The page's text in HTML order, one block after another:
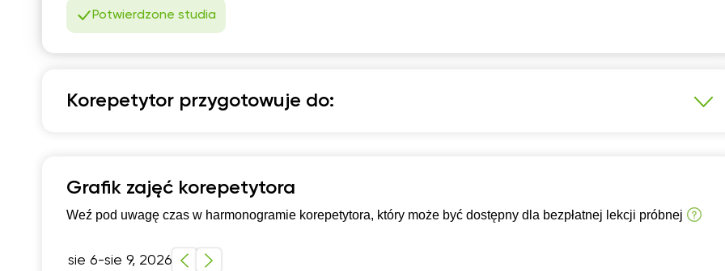
Potwierdzone studia
Korepetytor przygotowuje do:
Szkoła podstawowa 4-6 klasa
Grafik zajęć korepetytora
Weź pod uwagę czas w harmonogramie korepetytora, który może być dostępny dla bezpłatnej lekcji próbnej
sie 6-sie 9, 2026